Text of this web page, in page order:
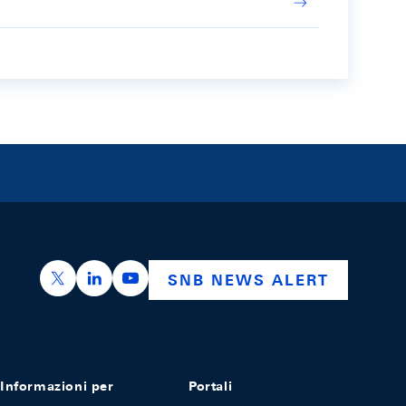
https://x.com/snb_bns
https://ch.linkedin.com/company/swiss-
https://www.youtube.com/
SNB NEWS ALERT
Informazioni per Portali